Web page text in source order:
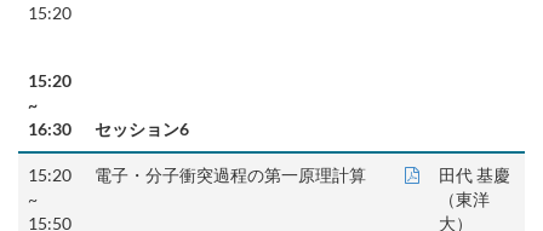
15:20
15:20
~
16:30
セッション6
15:20
~
15:50
電子・分子衝突過程の第一原理計算
田代 基慶
（東洋
大）